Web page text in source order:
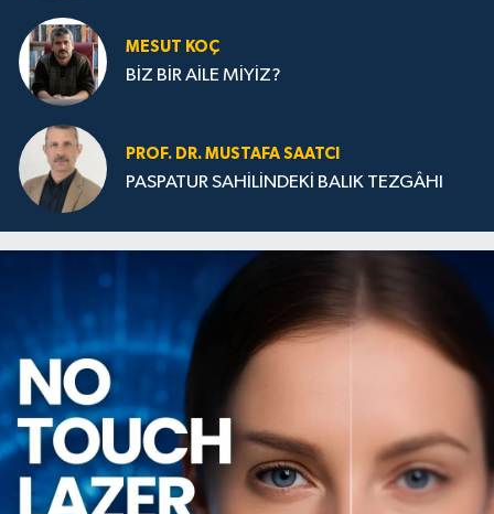
MESUT KOÇ
BİZ BİR AİLE MİYİZ?
PROF. DR. MUSTAFA SAATCI
PASPATUR SAHİLİNDEKİ BALIK TEZGÂHI